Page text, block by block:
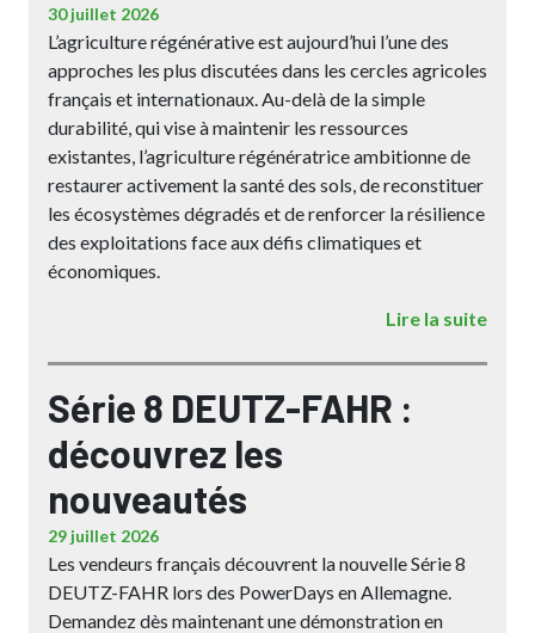
30 juillet 2026
L’agriculture régénérative est aujourd’hui l’une des
approches les plus discutées dans les cercles agricoles
français et internationaux. Au-delà de la simple
durabilité, qui vise à maintenir les ressources
existantes, l’agriculture régénératrice ambitionne de
restaurer activement la santé des sols, de reconstituer
les écosystèmes dégradés et de renforcer la résilience
des exploitations face aux défis climatiques et
économiques.
Lire la suite
Série 8 DEUTZ-FAHR :
découvrez les
nouveautés
29 juillet 2026
Les vendeurs français découvrent la nouvelle Série 8
DEUTZ-FAHR lors des PowerDays en Allemagne.
Demandez dès maintenant une démonstration en